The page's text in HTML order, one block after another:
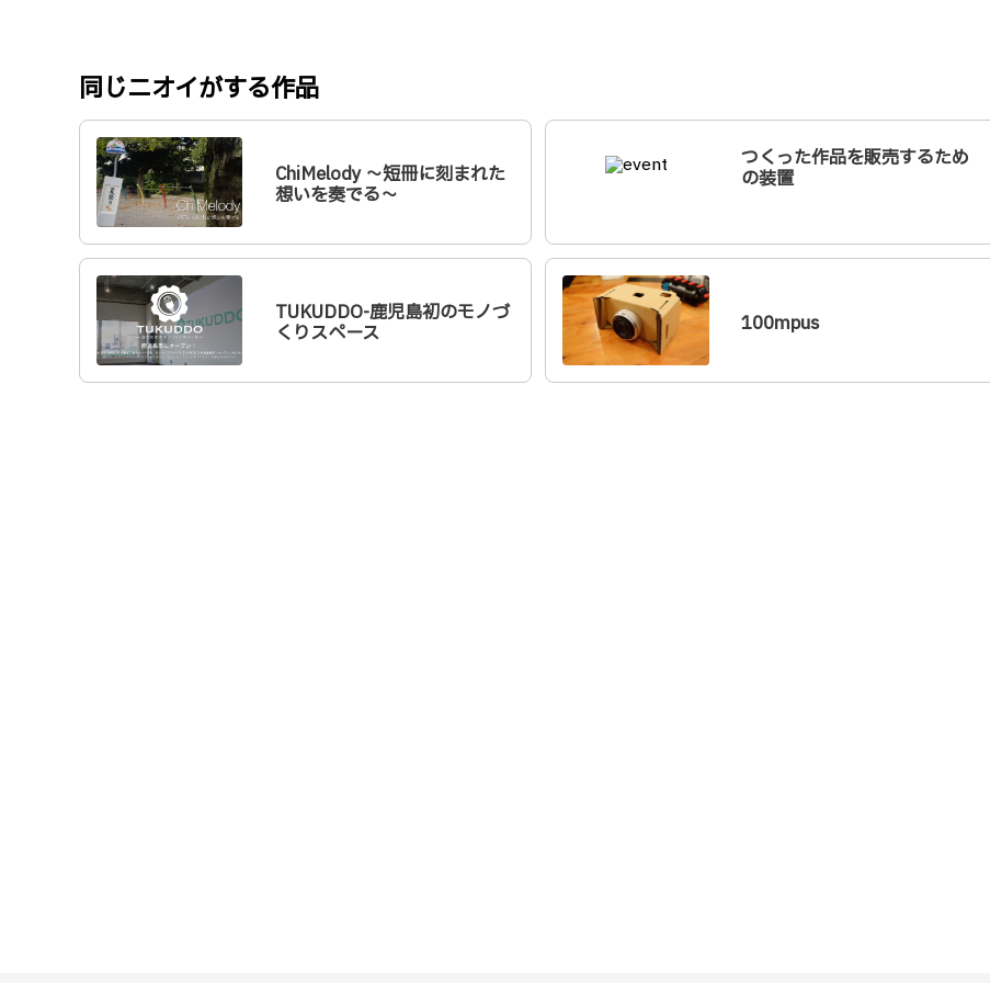
同じニオイがする作品
ChiMelody 〜短冊に刻まれた
想いを奏でる〜
つくった作品を販売するため
の装置
TUKUDDO-鹿児島初のモノづ
くりスペース 100mpus